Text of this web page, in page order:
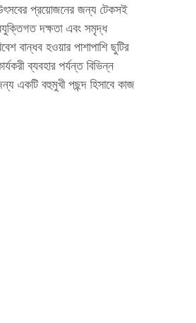
উৎসবের প্রয়োজনের জন্য টেকসই
দক্ষতা এবং সমৃদ্ধ
বান্ধব হওয়ার পাশাপাশি ছুটির
ব্যবহার পর্যন্ত বিভিন্ন
একটি বহুমুখী পছন্দ হিসাবে কাজ